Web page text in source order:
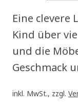
Eine clevere
Kind über
und die
Geschmack
inkl. MwSt., zzgl.